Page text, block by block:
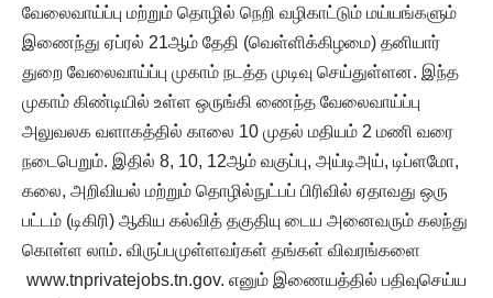
வேலைவாய்ப்பு மற்றும் தொழில் நெறி வழிகாட்டும் மய்யங்களும்
இணைந்து ஏப்ரல் 21ஆம் தேதி (வெள்ளிக்கிழமை) தனியார்
துறை வேலைவாய்ப்பு முகாம் நடத்த முடிவு செய்துள்ளன. இந்த
முகாம் கிண்டியில் உள்ள ஒருங்கி ணைந்த வேலைவாய்ப்பு
அலுவலக வளாகத்தில் காலை 10 முதல் மதியம் 2 மணி வரை
நடைபெறும். இதில் 8, 10, 12ஆம் வகுப்பு, அய்டிஅய், டிப்ளமோ,
கலை, அறிவியல் மற்றும் தொழில்நுட்பப் பிரிவில் ஏதாவது ஒரு
பட்டம் (டிகிரி) ஆகிய கல்வித் தகுதியு டைய அனைவரும் கலந்து
கொள்ள லாம். விருப்பமுள்ளவர்கள் தங்கள் விவரங்களை
www.tnprivatejobs.tn.gov. எனும் இணையத்தில் பதிவுசெய்ய